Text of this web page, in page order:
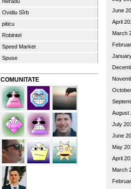
Ovidiu Sîrb
piticu
Robintel
Speed Market
Spuse
COMUNITATE
June
April
March
August
July
June
May
April
March